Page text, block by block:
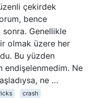
çekirdek
bence
sonra. Genellikle
olmak üzere her
Bu yüzden
endişelenmedim. Ne
ne …
crash